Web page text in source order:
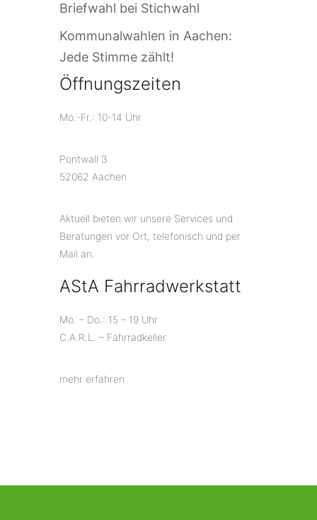
Briefwahl bei Stichwahl
Kommunalwahlen in Aachen:
Jede Stimme zählt!
Öffnungszeiten
Mo.-Fr.: 10-14 Uhr
Pontwall 3
52062 Aachen
Aktuell bieten wir unsere Services und
Beratungen vor Ort, telefonisch und per
Mail an.
AStA Fahrradwerkstatt
Mo. – Do.: 15 – 19 Uhr
C.A.R.L. – Fahrradkeller
mehr erfahren